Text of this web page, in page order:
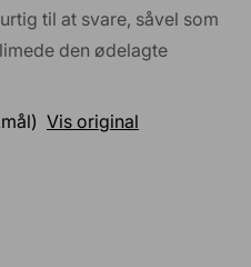
til at svare, såvel som
den ødelagte
2). Men selve
lover, og til en god pris
Vis original